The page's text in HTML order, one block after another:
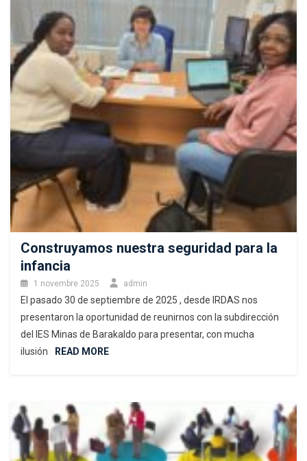
Construyamos nuestra seguridad para la
infancia
1 novembre 2025 admin
El pasado 30 de septiembre de 2025 , desde IRDAS nos
presentaron la oportunidad de reunirnos con la subdirección
del IES Minas de Barakaldo para presentar, con mucha
ilusión
READ MORE